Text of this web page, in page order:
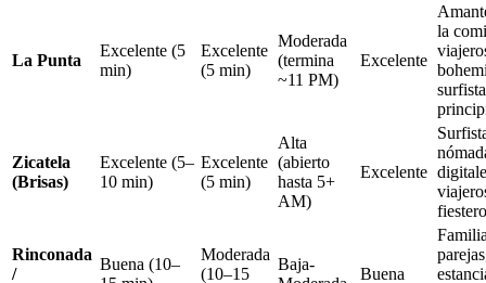
La Punta
Excelente (5
min)
Excelente
(5 min)
Moderada
(termina
~11 PM)
Excelente
la
Zicatela
(Brisas)
Excelente (5–
10 min)
Excelente
(5 min)
Alta
(abierto
hasta 5+
AM)
Excelente
Rinconada
/
Buena (10–
Moderada
(10–15
Baja-
Buena